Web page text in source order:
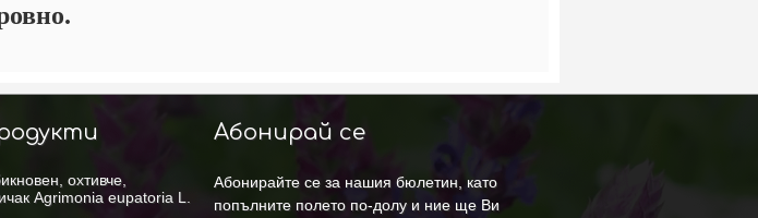
охтивче,
Agrimonia eupatoria L.
Абонирай се
Абонирайте се за нашия бюлетин, като
попълните полето по-долу и ние ще Ви